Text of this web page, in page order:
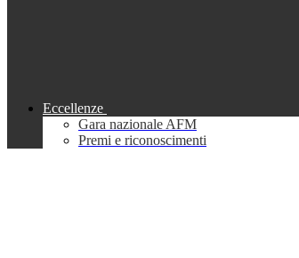
Eccellenze
Gara nazionale AFM
Premi e riconoscimenti